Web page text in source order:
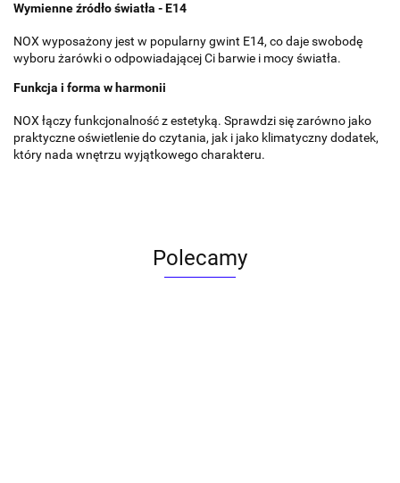
Wymienne źródło światła - E14
NOX wyposażony jest w popularny gwint E14, co daje swobodę
wyboru żarówki o odpowiadającej Ci barwie i mocy światła.
Funkcja i forma w harmonii
NOX łączy funkcjonalność z estetyką. Sprawdzi się zarówno jako
praktyczne oświetlenie do czytania, jak i jako klimatyczny dodatek,
który nada wnętrzu wyjątkowego charakteru.
Polecamy